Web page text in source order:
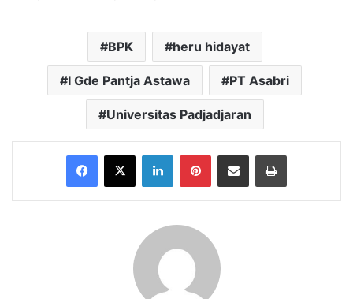
BPK heru hidayat
I Gde Pantja Astawa PT Asabri
Universitas Padjadjaran
Facebook
X LinkedInPinterestShare via Email Print